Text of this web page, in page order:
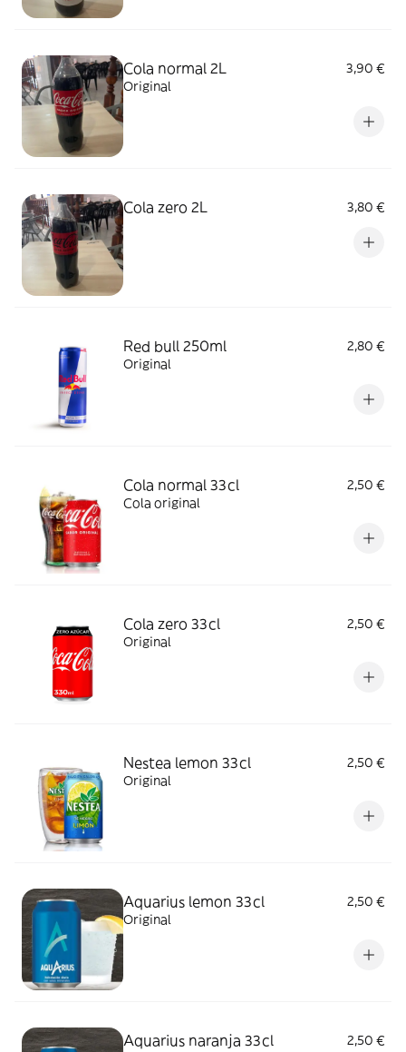
Cola normal 2L
3,90 €
Original
Cola zero 2L 3,80 €
Red bull 250ml
2,80 €
Original
Cola normal 33cl
2,50 €
Cola original
Cola zero 33cl
2,50 €
Original
Nestea lemon 33cl
2,50 €
Original
Aquarius lemon 33cl
2,50 €
Original
Aquarius naranja 33cl
2,50 €